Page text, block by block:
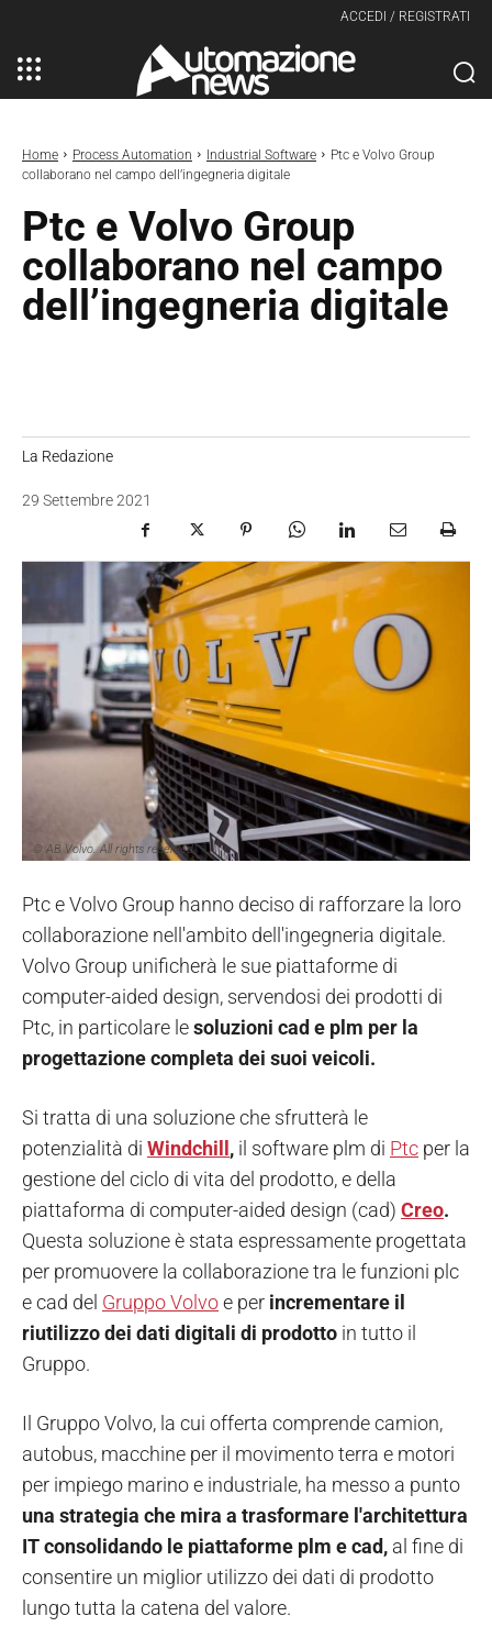
ACCEDI / REGISTRATI
Home Process Automation Industrial Software
Ptc e Volvo Group
collaborano nel campo dell’ingegneria digitale
Ptc e Volvo Group
collaborano nel campo
dell’ingegneria digitale
La Redazione
29 Settembre 2021
© AB Volvo. All rights reserved.
Ptc e Volvo Group hanno deciso di rafforzare la loro
collaborazione nell'ambito dell'ingegneria digitale.
Volvo Group unificherà le sue piattaforme di
computer-aided design, servendosi dei prodotti di
Ptc, in particolare lesoluzioni cad e plm per la
progettazione completa dei suoi veicoli.
Si tratta di una soluzione che sfrutterà le
potenzialità di Windchill , il software plm di Ptc per la
gestione del ciclo di vita del prodotto, e della
piattaforma di computer-aided design (cad) Creo.
Questa soluzione è stata espressamente progettata
per promuovere la collaborazione tra le funzioni plc
e cad del Gruppo Volvoe per incrementare il
riutilizzo dei dati digitali di prodotto in tutto il
Gruppo.
Il Gruppo Volvo, la cui offerta comprende camion,
autobus, macchine per il movimento terra e motori
per impiego marino e industriale, ha messo a punto
una strategia che mira a trasformare l'architettura
IT consolidando le piattaforme plm e cad, al fine di
consentire un miglior utilizzo dei dati di prodotto
lungo tutta la catena del valore.